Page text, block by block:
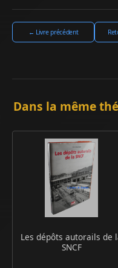
← Livre précédent
Dans la même
Les dépôts autorails de
SNCF